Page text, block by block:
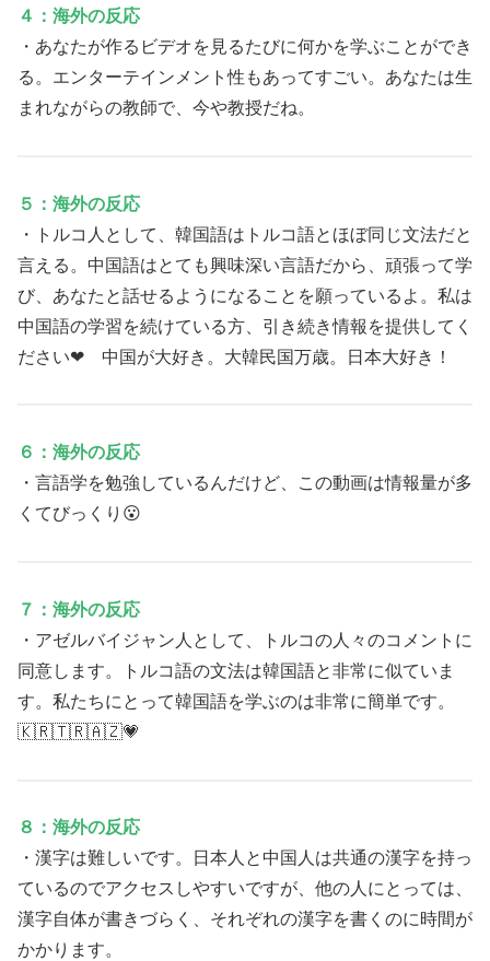
４：海外の反応
・あなたが作るビデオを見るたびに何かを学ぶことができ
る。エンターテインメント性もあってすごい。あなたは生
まれながらの教師で、今や教授だね。
５：海外の反応
・トルコ人として、韓国語はトルコ語とほぼ同じ文法だと
言える。中国語はとても興味深い言語だから、頑張って学
び、あなたと話せるようになることを願っているよ。私は
中国語の学習を続けている方、引き続き情報を提供してく
ださい❤ 中国が大好き。大韓民国万歳。日本大好き！
６：海外の反応
・言語学を勉強しているんだけど、この動画は情報量が多
くてびっくり😮
７：海外の反応
・アゼルバイジャン人として、トルコの人々のコメントに
同意します。トルコ語の文法は韓国語と非常に似ていま
す。私たちにとって韓国語を学ぶのは非常に簡単です。
🇰🇷🇹🇷🇦🇿💗
８：海外の反応
・漢字は難しいです。日本人と中国人は共通の漢字を持っ
ているのでアクセスしやすいですが、他の人にとっては、
漢字自体が書きづらく、それぞれの漢字を書くのに時間が
かかります。